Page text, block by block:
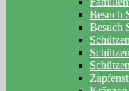
Besuch
Besuch